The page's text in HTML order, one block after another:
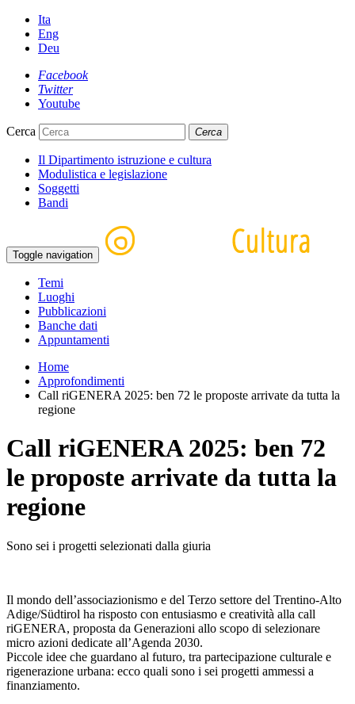
Ita
Eng
Deu
Facebook
Twitter
Youtube
Cerca Cerca
Il Dipartimento istruzione e cultura
Modulistica e legislazione
Soggetti
Bandi
Toggle navigation
Temi
Luoghi
Pubblicazioni
Banche dati
Appuntamenti
Home
Approfondimenti
Call riGENERA 2025: ben 72 le proposte arrivate da tutta la
regione
Call riGENERA 2025: ben 72
le proposte arrivate da tutta la
regione
Sono sei i progetti selezionati dalla giuria
Il mondo dell’associazionismo e del Terzo settore del Trentino-Alto
Adige/Südtirol ha risposto con entusiasmo e creatività alla call
riGENERA, proposta da Generazioni allo scopo di selezionare
micro azioni dedicate all’Agenda 2030.
Piccole idee che guardano al futuro, tra partecipazione culturale e
rigenerazione urbana: ecco quali sono i sei progetti ammessi a
finanziamento.